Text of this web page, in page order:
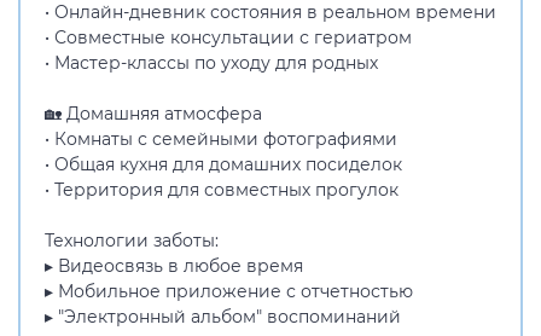
• Онлайн-дневник состояния в реальном времени
• Совместные консультации с гериатром
• Мастер-классы по уходу для родных
🏡 Домашняя атмосфера
• Комнаты с семейными фотографиями
• Общая кухня для домашних посиделок
• Территория для совместных прогулок
Технологии заботы:
▸ Видеосвязь в любое время
▸ Мобильное приложение с отчетностью
▸ "Электронный альбом" воспоминаний